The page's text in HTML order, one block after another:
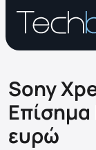
Sony
Επίσημα
ευρώ